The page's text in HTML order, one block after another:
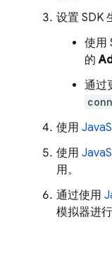
设置 SDK
使用
的
通过
使用
使用
用。
通过使用
模拟器进行